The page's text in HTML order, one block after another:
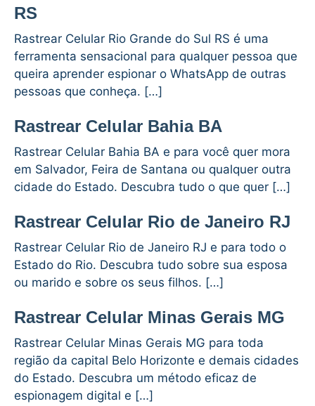
RS
Rastrear Celular Rio Grande do Sul RS é uma
ferramenta sensacional para qualquer pessoa que
queira aprender espionar o WhatsApp de outras
pessoas que conheça. […]
Rastrear Celular Bahia BA
Rastrear Celular Bahia BA e para você quer mora
em Salvador, Feira de Santana ou qualquer outra
cidade do Estado. Descubra tudo o que quer […]
Rastrear Celular Rio de Janeiro RJ
Rastrear Celular Rio de Janeiro RJ e para todo o
Estado do Rio. Descubra tudo sobre sua esposa
ou marido e sobre os seus filhos. […]
Rastrear Celular Minas Gerais MG
Rastrear Celular Minas Gerais MG para toda
região da capital Belo Horizonte e demais cidades
do Estado. Descubra um método eficaz de
espionagem digital e […]